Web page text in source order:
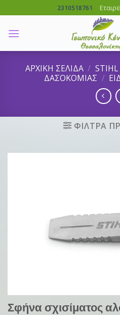
to
content
2310518761
ΑΡΧΙΚΗ ΣΕΛΙΔΑ / STIHL
ΔΑΣΟΚΟΜΙΑΣ /
ΦΙΛΤΡΑ
Σφήνα σχισίματος